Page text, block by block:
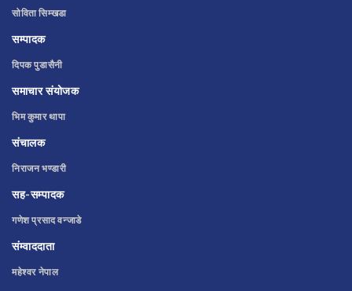
सोविता सिम्खडा
सम्पादक
दिपक पुडासैनी
समाचार संयोजक
भिम कुमार थापा
संचालक
निराजन भण्डारी
सह-सम्पादक
गणेश प्रसाद वन्जाडे
संम्वाददाता
महेश्वर नेपाल